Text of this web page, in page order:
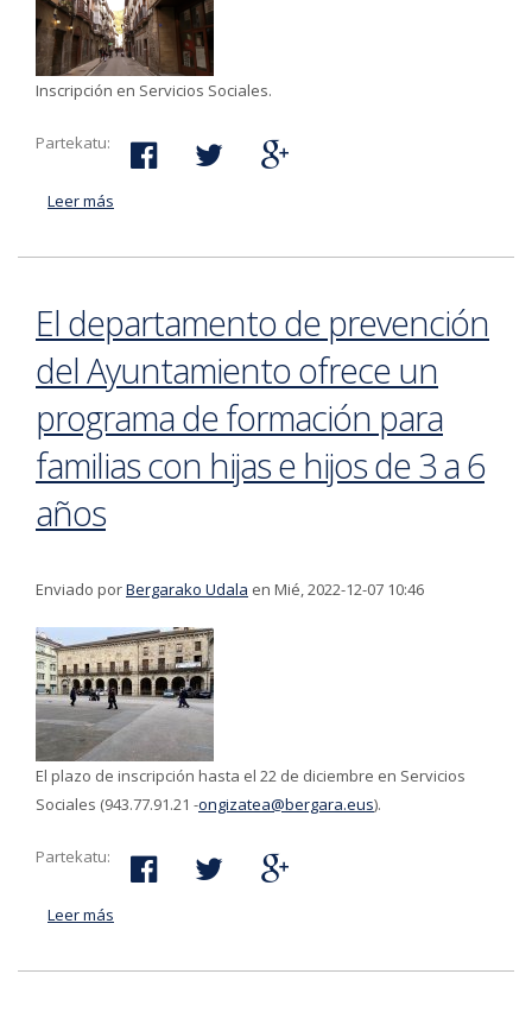
Inscripción en Servicios Sociales.
Partekatu:
Leer más
El departamento de prevención
del Ayuntamiento ofrece un
programa de formación para
familias con hijas e hijos de 3 a 6
años
Enviado porBergarako Udala en Mié, 2022-12-07 10:46
El plazo de inscripción hasta el 22 de diciembre en Servicios
Sociales (943.77.91.21 -ongizatea@bergara.eus).
Partekatu:
Leer más
familias con hijas e hijos de 3 a 6 años